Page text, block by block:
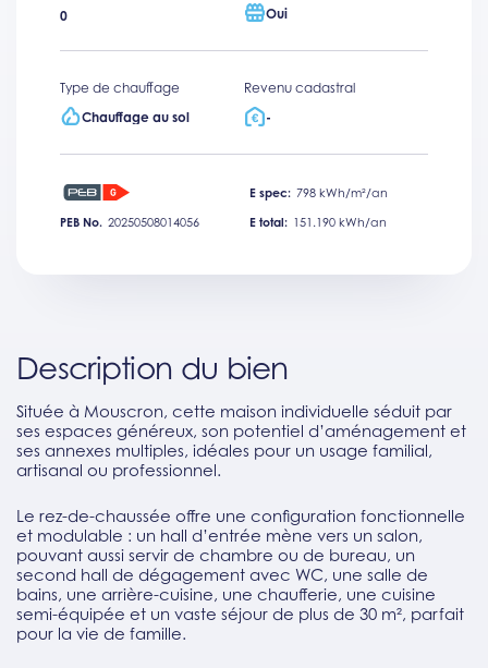
0
Oui
Type de chauffage
Chauffage au sol
Revenu cadastral
-
E spec: 798 kWh/m²/an
PEB No. 20250508014056 E total: 151.190 kWh/an
Description du bien
Située à Mouscron, cette maison individuelle séduit par
ses espaces généreux, son potentiel d’aménagement et
ses annexes multiples, idéales pour un usage familial,
artisanal ou professionnel.
Le rez-de-chaussée offre une configuration fonctionnelle
et modulable : un hall d’entrée mène vers un salon,
pouvant aussi servir de chambre ou de bureau, un
second hall de dégagement avec WC, une salle de
bains, une arrière-cuisine, une chaufferie, une cuisine
semi-équipée et un vaste séjour de plus de 30 m², parfait
pour la vie de famille.